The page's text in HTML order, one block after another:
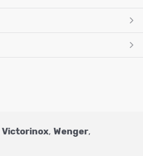
Victorinox, Wenger,